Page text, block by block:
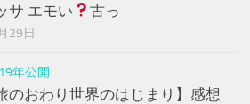
サ エモい
古っ
29日
年公開
のおわり世界のはじまり】感想